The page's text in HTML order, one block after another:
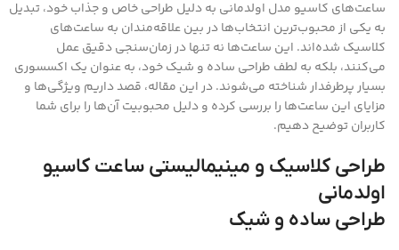
ساعت‌های کاسیو مدل اولدمانی به دلیل طراحی خاص و جذاب خود، تبدیل
به یکی از محبوب‌ترین انتخاب‌ها در بین علاقه‌مندان به ساعت‌های
کلاسیک شده‌اند. این ساعت‌ها نه تنها در زمان‌سنجی دقیق عمل
می‌کنند، بلکه به لطف طراحی ساده و شیک خود، به عنوان یک اکسسوری
بسیار پرطرفدار شناخته می‌شوند. در این مقاله، قصد داریم ویژگی‌ها و
مزایای این ساعت‌ها را بررسی کرده و دلیل محبوبیت آن‌ها را برای شما
کاربران توضیح دهیم.
طراحی کلاسیک و مینیمالیستی ساعت کاسیو
اولدمانی
طراحی ساده و شیک